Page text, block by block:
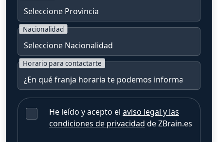
Nacionalidad
Horario para contactarte
He leído y acepto el aviso legal y las
condiciones de privacidad de ZBrain.es